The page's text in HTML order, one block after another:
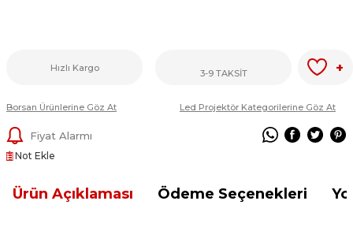
Hızlı Kargo 3-9 TAKSİT +
Borsan Ürünlerine Göz At Led Projektör Kategorilerine Göz At
Fiyat Alarmı
Not Ekle
Ürün Açıklaması Ödeme Seçenekleri